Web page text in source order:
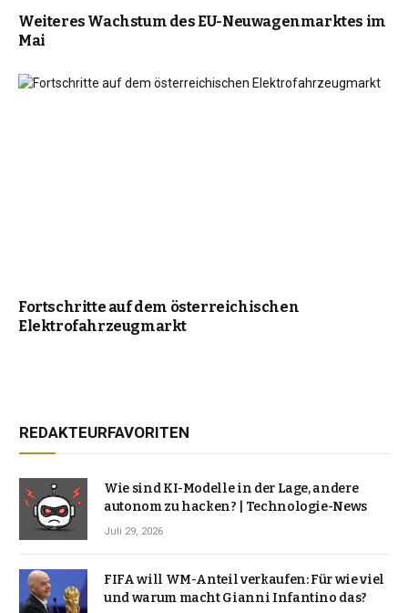
Weiteres Wachstum des EU-Neuwagenmarktes im
Mai
Fortschritte auf dem österreichischen
Elektrofahrzeugmarkt
REDAKTEURFAVORITEN
Wie sind KI-Modelle in der Lage, andere
autonom zu hacken? | Technologie-News
Juli 29, 2026
FIFA will WM-Anteil verkaufen: Für wie viel
und warum macht Gianni Infantino das?